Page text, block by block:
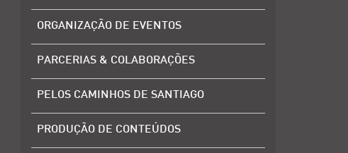
ORGANIZAÇÃO DE EVENTOS
PARCERIAS & COLABORAÇÕES
PELOS CAMINHOS DE SANTIAGO
PRODUÇÃO DE CONTEÚDOS